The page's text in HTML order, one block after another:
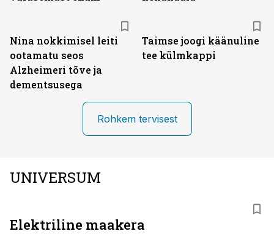
Nina nokkimisel leiti
ootamatu seos
Alzheimeri tõve ja
dementsusega
Taimse joogi käänuline
tee külmkappi
Rohkem tervisest
UNIVERSUM
Elektriline maakera